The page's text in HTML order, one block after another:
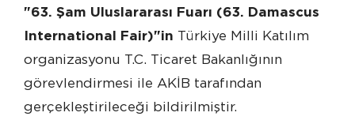
"63. Şam Uluslararası Fuarı (63. Damascus
International Fair)"in Türkiye Milli Katılım
organizasyonu T.C. Ticaret Bakanlığının
görevlendirmesi ile AKİB tarafından
gerçekleştirileceği bildirilmiştir.